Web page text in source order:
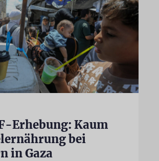
Erhebung: Kaum
bei
in Gaza